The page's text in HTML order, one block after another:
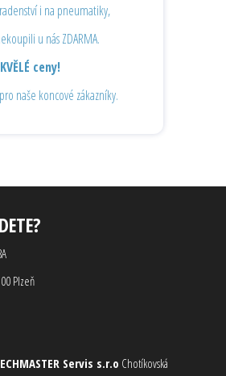
i na pneumatiky,
u nás ZDARMA.
ceny!
naše koncové zákazníky.
Plzeň
Servis s.r.o Chotíkovská